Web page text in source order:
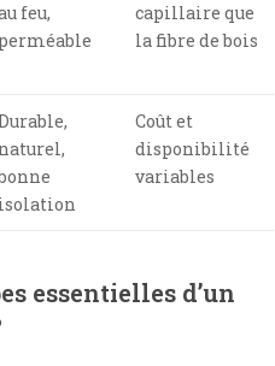
feu,
perméable
capillaire que
la fibre de bois
naturel,
isolation
Coût et
disponibilité
variables
essentielles d’un